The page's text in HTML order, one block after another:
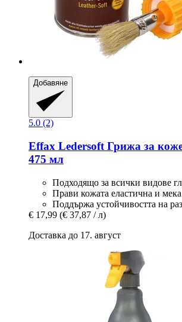
Добавяне
5.0 (2)
Effax Ledersoft Грижа за
475 мл
Подходящо за всички видове
Прави кожата еластична и мека
Поддържа устойчивостта на
€ 17,99 (€ 37,87 / л)
Доставка до 17. август